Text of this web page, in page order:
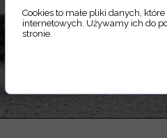
Cookies to małe pliki danych,
internetowych. Używamy ich do
stronie.